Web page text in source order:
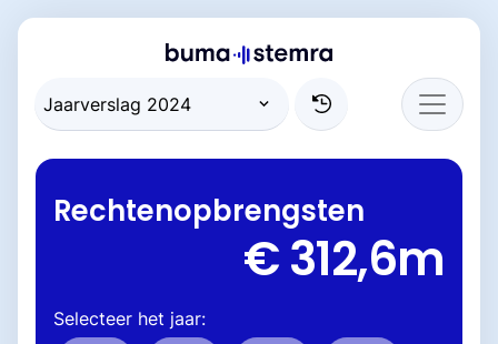
Rechtenopbrengsten
€ 312,6m
Selecteer het jaar: